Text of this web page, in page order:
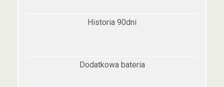
Historia 90dni
Dodatkowa bateria